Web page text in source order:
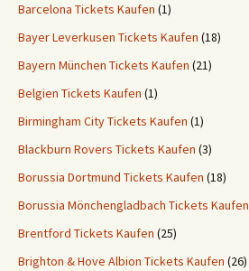
Barcelona Tickets Kaufen (1)
Bayer Leverkusen Tickets Kaufen (18)
Bayern München Tickets Kaufen (21)
Belgien Tickets Kaufen (1)
Birmingham City Tickets Kaufen (1)
Blackburn Rovers Tickets Kaufen (3)
Borussia Dortmund Tickets Kaufen (18)
Borussia Mönchengladbach Tickets Kaufen
Brentford Tickets Kaufen (25)
Brighton & Hove Albion Tickets Kaufen (26)